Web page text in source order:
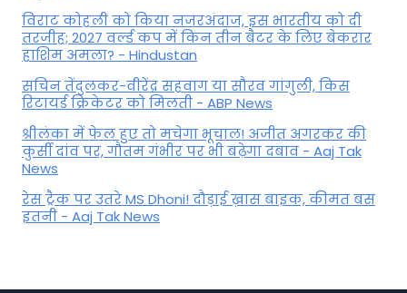
विराट कोहली को किया नजरअंदाज, इस भारतीय को दी
तरजीह; 2027 वर्ल्ड कप में किन तीन बैटर के लिए बेकरार
हाशिम अमला? - Hindustan
सचिन तेंदुलकर-वीरेंद्र सहवाग या सौरव गांगुली, किस
रिटायर्ड क्रिकेटर को मिलती - ABP News
श्रीलंका में फेल हुए तो मचेगा भूचाल! अजीत अगरकर की
कुर्सी दांव पर, गौतम गंभीर पर भी बढ़ेगा दबाव - Aaj Tak
News
रेस ट्रैक पर उतरे MS Dhoni! दौड़ाई ख़ास बाइक, कीमत बस
इतनी - Aaj Tak News